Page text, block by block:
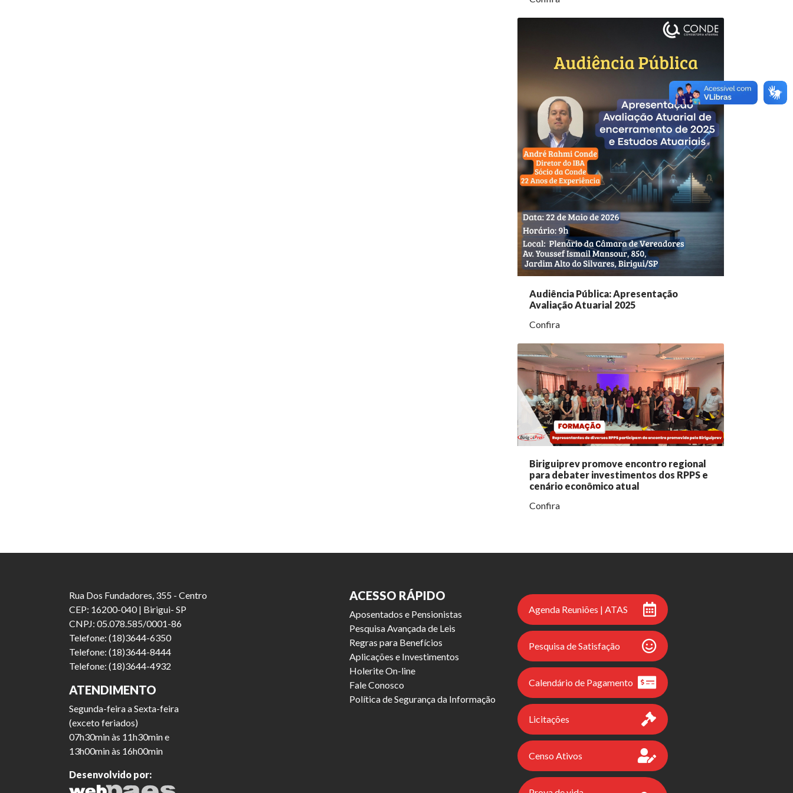
Audiência Pública: Apresentação
Avaliação Atuarial 2025
Confira
Biriguiprev promove encontro regional
para debater investimentos dos RPPS e
cenário econômico atual
Confira
Rua Dos Fundadores, 355 - Centro
CEP: 16200-040 | Birigui- SP
CNPJ: 05.078.585/0001-86
Telefone: (18)3644-6350
Telefone: (18)3644-8444
Telefone: (18)3644-4932
ATENDIMENTO
Segunda-feira a Sexta-feira
(exceto feriados)
07h30min às 11h30min e
13h00min às 16h00min
Desenvolvido por:
ACESSO RÁPIDO
Aposentados e Pensionistas
Pesquisa Avançada de Leis
Regras para Benefícios
Aplicações e Investimentos
Holerite On-line
Fale Conosco
Política de Segurança da Informação
Agenda Reuniões | ATAS
Pesquisa de Satisfação
Calendário de Pagamento
Licitações
Censo Ativos